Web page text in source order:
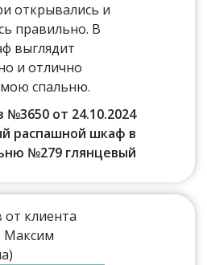
открывались и
правильно. В
выглядит
и отлично
мою спальню.
№3650 от 24.10.2024
распашной шкаф в
№279 глянцевый